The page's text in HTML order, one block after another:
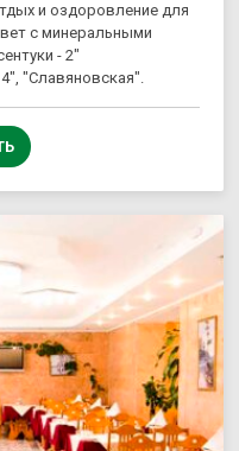
и оздоровление для
с минеральными
- 2"
"Славяновская".